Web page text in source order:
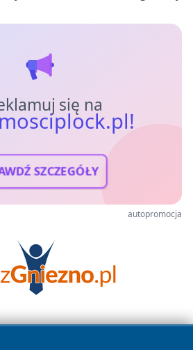
się na
SZCZEGÓŁY
autopromocja